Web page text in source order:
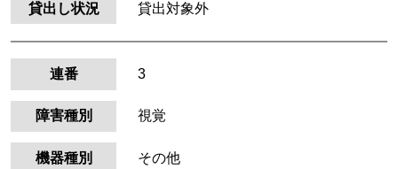
貸出し状況 貸出対象外
連番 3
障害種別 視覚
機器種別 その他